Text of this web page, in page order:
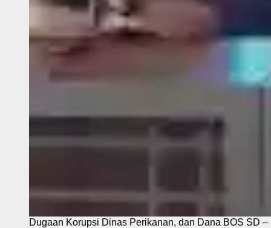
Dugaan Korupsi Dinas Perikanan, dan Dana BOS SD